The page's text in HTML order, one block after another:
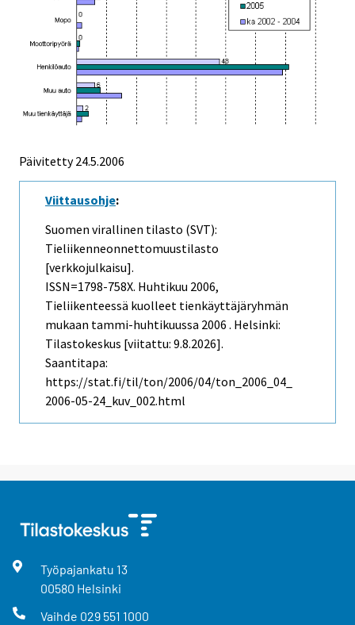
Päivitetty24.5.2006
Viittausohje:
Suomen virallinen tilasto (SVT):
Tieliikenneonnettomuustilasto
[verkkojulkaisu].
ISSN=1798-758X. Huhtikuu 2006,
Tieliikenteessä kuolleet tienkäyttäjäryhmän
mukaan tammi-huhtikuussa 2006 . Helsinki:
Tilastokeskus [viitattu: 9.8.2026].
Saantitapa:
https://stat.fi/til/ton/2006/04/ton_2006_04_
2006-05-24_kuv_002.html
Työpajankatu 13
00580 Helsinki
Vaihde 029 551 1000